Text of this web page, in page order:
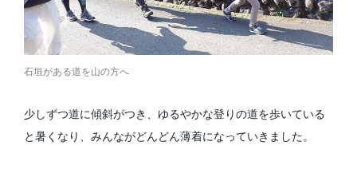
石垣がある道を山の方へ
少しずつ道に傾斜がつき、ゆるやかな登りの道を歩いている
と暑くなり、みんながどんどん薄着になっていきました。